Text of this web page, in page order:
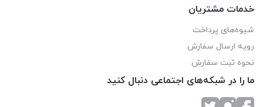
خدمات مشتریان
شیوه‌های پرداخت
رویه ارسال سفارش
نحوه ثبت سفارش
ما را در شبکه‌های اجتماعی دنبال کنید